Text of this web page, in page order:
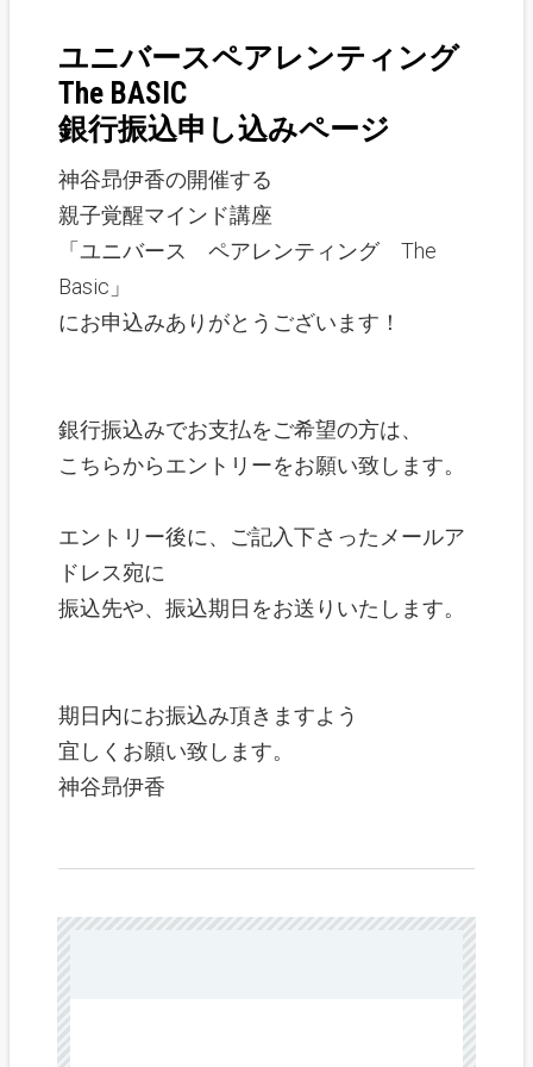
ユニバースペアレンティング
The BASIC
銀行振込申し込みページ
神谷昻伊香の開催する
親子覚醒マインド講座
「ユニバース ペアレンティング The
Basic」
にお申込みありがとうございます！
銀行振込みでお支払をご希望の方は、
こちらからエントリーをお願い致します。
エントリー後に、ご記入下さったメールア
ドレス宛に
振込先や、振込期日をお送りいたします。
期日内にお振込み頂きますよう
宜しくお願い致します。
神谷昻伊香